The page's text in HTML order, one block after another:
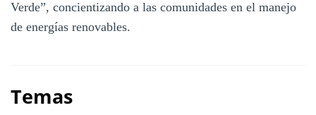
Verde”, concientizando a las comunidades en el manejo
de energías renovables.
Temas